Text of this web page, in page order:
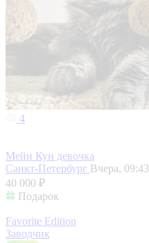
4
Мейн Кун девочка
Санкт-Петербург Вчера, 09:43
40 000 ₽
Подарок
Favorite Edition
Заводчик